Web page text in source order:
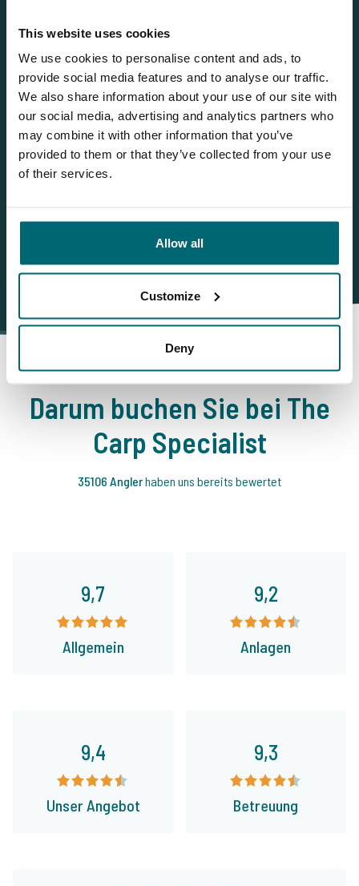
This website uses cookies
We use cookies to personalise content and ads, to
provide social media features and to analyse our traffic.
We also share information about your use of our site with
our social media, advertising and analytics partners who
may combine it with other information that you’ve
provided to them or that they’ve collected from your use
of their services.
Allow all
Customize
Deny
Sie möchten weitere Informationen?
Brauchen Sie weitere Informationen über diesen See? Wir
helfen gerne weiter
Tel.+31 655 191 755
info@thecarpspecialist.de
Darum buchen Sie bei The
Carp Specialist
35106 Anglerhaben uns bereits bewertet
9,7
Allgemein
9,2
Anlagen
9,4
Unser Angebot
9,3
Betreuung